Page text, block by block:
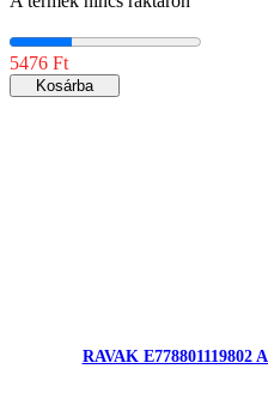
5476 Ft
Kosárba
RAVAK E778801119802